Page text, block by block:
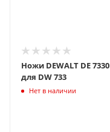
Ножи DEWALT DE 7330
для DW 733
Нет в наличии